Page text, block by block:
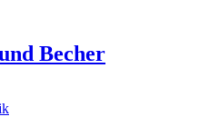
Becher